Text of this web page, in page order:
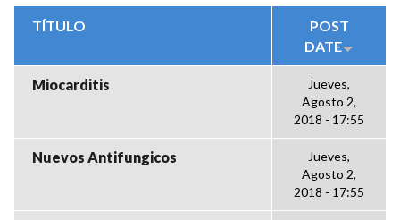
TÍTULO
POST
DATE
Miocarditis
Jueves,
Agosto 2,
2018 - 17:55
Nuevos Antifungicos
Jueves,
Agosto 2,
2018 - 17:55